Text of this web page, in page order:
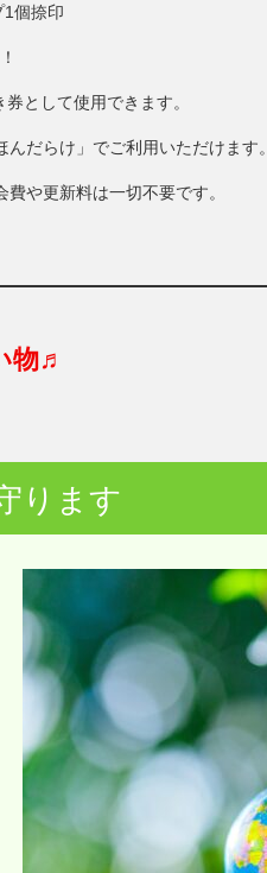
個捺印
として使用できます。
だらけ」でご利用いただけます。
や更新料は一切不要です。
物♬
ります